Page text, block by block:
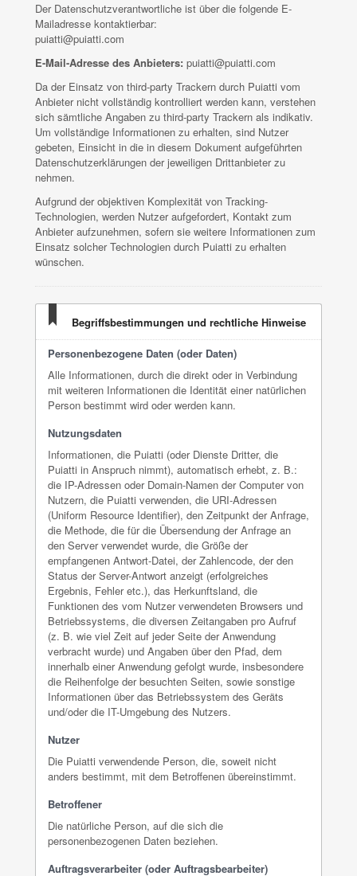
Der Datenschutzverantwortliche ist über die folgende E-
Mailadresse kontaktierbar:
puiatti@puiatti.com
E-Mail-Adresse des Anbieters: puiatti@puiatti.com
Da der Einsatz von third-party Trackern durch Puiatti vom
Anbieter nicht vollständig kontrolliert werden kann, verstehen
sich sämtliche Angaben zu third-party Trackern als indikativ.
Um vollständige Informationen zu erhalten, sind Nutzer
gebeten, Einsicht in die in diesem Dokument aufgeführten
Datenschutzerklärungen der jeweiligen Drittanbieter zu
nehmen.
Aufgrund der objektiven Komplexität von Tracking-
Technologien, werden Nutzer aufgefordert, Kontakt zum
Anbieter aufzunehmen, sofern sie weitere Informationen zum
Einsatz solcher Technologien durch Puiatti zu erhalten
wünschen.
Begriffsbestimmungen und rechtliche Hinweise
Personenbezogene Daten (oder Daten)
Alle Informationen, durch die direkt oder in Verbindung
mit weiteren Informationen die Identität einer natürlichen
Person bestimmt wird oder werden kann.
Nutzungsdaten
Informationen, die Puiatti (oder Dienste Dritter, die
Puiatti in Anspruch nimmt), automatisch erhebt, z. B.:
die IP-Adressen oder Domain-Namen der Computer von
Nutzern, die Puiatti verwenden, die URI-Adressen
(Uniform Resource Identifier), den Zeitpunkt der Anfrage,
die Methode, die für die Übersendung der Anfrage an
den Server verwendet wurde, die Größe der
empfangenen Antwort-Datei, der Zahlencode, der den
Status der Server-Antwort anzeigt (erfolgreiches
Ergebnis, Fehler etc.), das Herkunftsland, die
Funktionen des vom Nutzer verwendeten Browsers und
Betriebssystems, die diversen Zeitangaben pro Aufruf
(z. B. wie viel Zeit auf jeder Seite der Anwendung
verbracht wurde) und Angaben über den Pfad, dem
innerhalb einer Anwendung gefolgt wurde, insbesondere
die Reihenfolge der besuchten Seiten, sowie sonstige
Informationen über das Betriebssystem des Geräts
und/oder die IT-Umgebung des Nutzers.
Nutzer
Die Puiatti verwendende Person, die, soweit nicht
anders bestimmt, mit dem Betroffenen übereinstimmt.
Betroffener
Die natürliche Person, auf die sich die
personenbezogenen Daten beziehen.
Auftragsverarbeiter (oder Auftragsbearbeiter)